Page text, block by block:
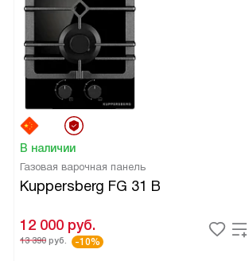
В наличии
Газовая варочная панель
Kuppersberg FG 31 B
12 000 руб.
13 390 руб. -10%